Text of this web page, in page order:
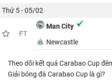
Thứ 5 - 05/02
FT
Man City
Newcastle
Theo dõi kết quả Carabao Cup
Giải bóng đá Carabao Cup là gì?